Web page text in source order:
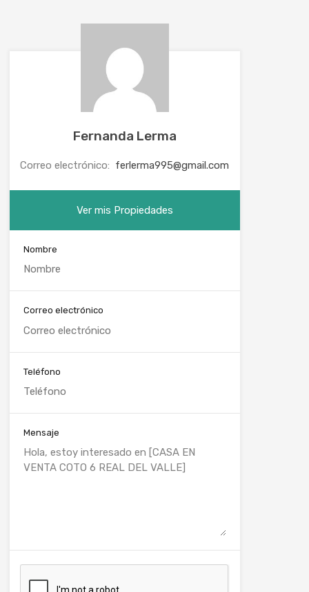
Fernanda Lerma
Correo electrónico: ferlerma995@gmail.com
Ver mis Propiedades
Nombre
Correo electrónico
Teléfono
Mensaje